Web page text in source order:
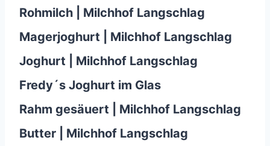
Rohmilch | Milchhof Langschlag
Magerjoghurt | Milchhof Langschlag
Joghurt | Milchhof Langschlag
Fredy´s Joghurt im Glas
Rahm gesäuert | Milchhof Langschlag
Butter | Milchhof Langschlag